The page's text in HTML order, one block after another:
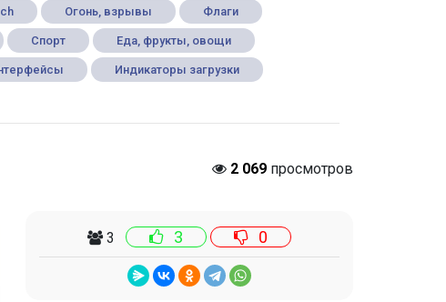
Огонь, взрывы Флаги
Спорт Еда, фрукты, овощи
Индикаторы загрузки
2 069 просмотров
3 3 0